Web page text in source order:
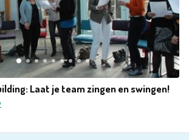
Laat je team zingen en swingen!